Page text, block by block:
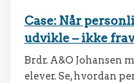
Case: Når
udvikle – ikke
Brdr. A&O Johansen
elever. Se, hvordan